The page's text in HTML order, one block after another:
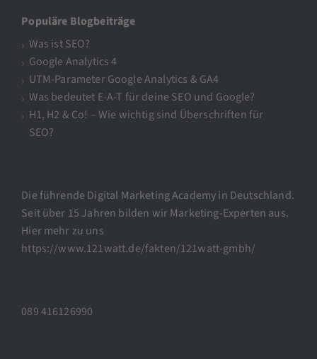
Populäre Blogbeiträge
Was ist SEO?
Google Analytics 4
UTM-Parameter Google Analytics & GA4
Was bedeutet E-A-T für deine SEO und Google?
H1, H2 & Co! – Wie wichtig sind Überschriften für
SEO?
Die führende Digital Marketing Academy in Deutschland.
Seit über 15 Jahren bilden wir Marketing-Experten aus.
Hier mehr zu uns
https://www.121watt.de/fakten/121watt-gmbh/
089 416126990